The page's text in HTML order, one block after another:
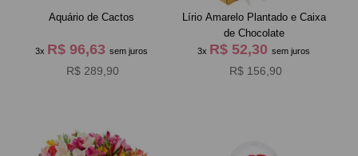
Aquário de Cactos
3x R$ 96,63 sem juros
R$ 289,90
Lírio Amarelo Plantado e Caixa
de Chocolate
3x R$ 52,30sem juros
R$ 156,90